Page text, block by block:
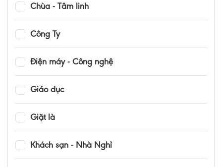
Chùa - Tâm linh
Công Ty
Điện máy - Công nghệ
Giáo dục
Giặt là
Khách sạn - Nhà Nghỉ